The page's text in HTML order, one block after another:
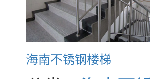
海南不锈钢楼梯